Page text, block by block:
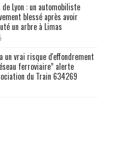
de Lyon : un automobiliste
blessé après avoir
un arbre à Limas
un vrai risque d'effondrement
ferroviaire” alerte
du Train 634269